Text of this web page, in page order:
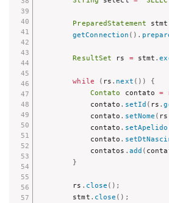
PreparedStatement stmt
getConnection ( ) .
ResultSet rs = stmt .
while ( rs . next ( ) )
{
Contato
contato =
            contato
. setId ( rs .
            contato
. setNome ( rs
            contato
. setApelido
            contato
.
            contatos
. add (
}
        rs
. close ( ) ;
        stmt
. close ( ) ;